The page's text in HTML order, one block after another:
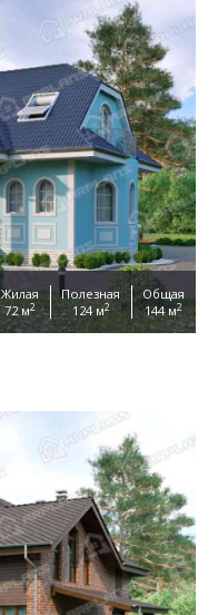
Жилая
72 м2
Полезная
124 м2
Общая
144 м2